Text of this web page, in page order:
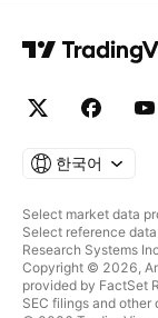
한국어
Select market data
Select reference
Research Systems
Copyright © 2026,
provided by FactSet
SEC filings and